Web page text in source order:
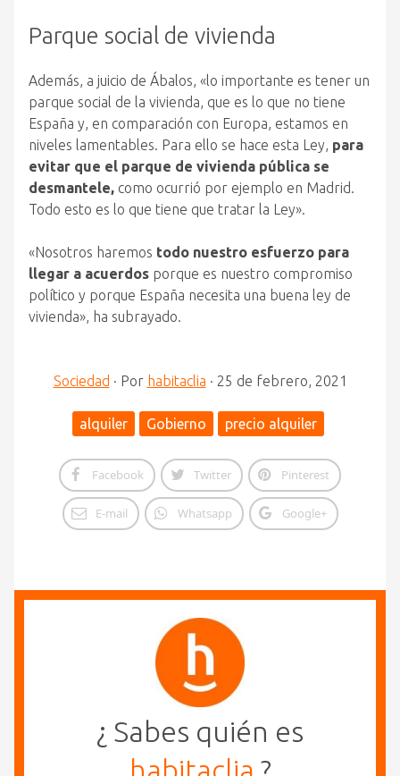
Parque social de vivienda
Además, a juicio de Ábalos, «lo importante es tener un
parque social de la vivienda, que es lo que no tiene
España y, en comparación con Europa, estamos en
niveles lamentables. Para ello se hace esta Ley, para
evitar que el parque de vivienda pública se
desmantele, como ocurrió por ejemplo en Madrid.
Todo esto es lo que tiene que tratar la Ley».
«Nosotros haremos todo nuestro esfuerzo para
llegar a acuerdos porque es nuestro compromiso
político y porque España necesita una buena ley de
vivienda», ha subrayado.
Sociedad · Por habitaclia · 25 de febrero, 2021
alquiler Gobierno precio alquiler
Facebook Twitter Pinterest
E-mail Whatsapp Google+
¿ Sabes quién es